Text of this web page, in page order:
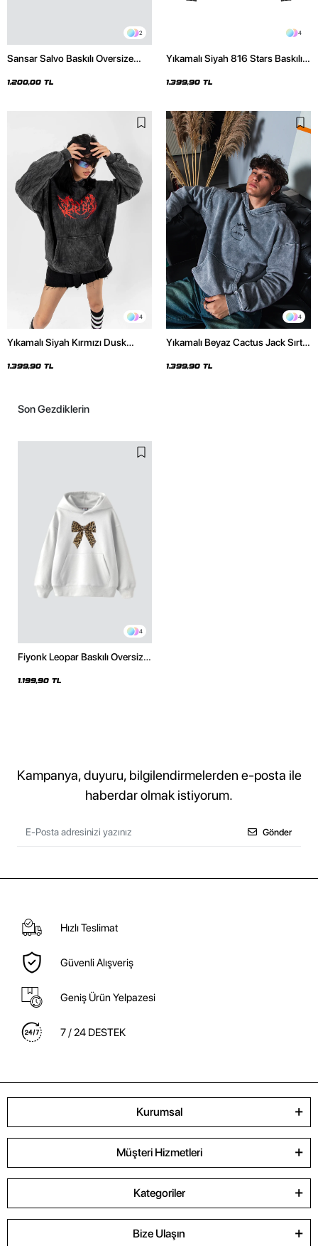
2
Sansar Salvo Baskılı Oversize
1.200,00 TL
4
Yıkamalı Siyah 816 Stars Baskılı
1.399,90 TL
4
Yıkamalı Siyah Kırmızı Dusk
1.399,90 TL
4
Yıkamalı Beyaz Cactus Jack Sırt
1.399,90 TL
Son Gezdiklerin
4
Fiyonk Leopar Baskılı Oversize
1.199,90 TL
Kampanya, duyuru, bilgilendirmelerden e-posta ile
haberdar olmak istiyorum.
Gönder
Hızlı Teslimat
Güvenli Alışveriş
Geniş Ürün Yelpazesi
7 / 24 DESTEK
Kurumsal
Müşteri Hizmetleri
Kategoriler
Bize Ulaşın